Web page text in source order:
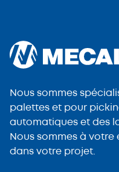
Nous sommes
palettes et pour
automatiques et des
Nous sommes à
dans votre projet.